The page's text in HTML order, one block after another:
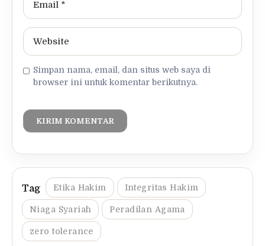
Simpan nama, email, dan situs web saya di
browser ini untuk komentar berikutnya.
Etika Hakim Integritas Hakim
Niaga Syariah Peradilan Agama
zero tolerance